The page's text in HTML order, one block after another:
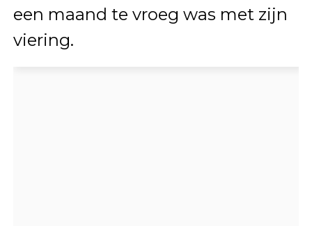
een maand te vroeg was met zijn
viering.